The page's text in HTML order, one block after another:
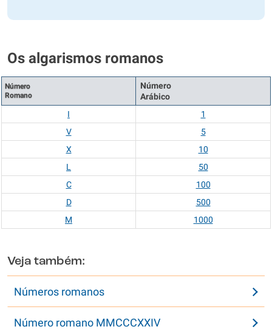
Os algarismos romanos
Número
Romano
Número
Arábico
I
1
V
5
X
10
L
50
C
100
D
500
M
1000
Veja também:
Números romanos
Número romano MMCCCXXIV